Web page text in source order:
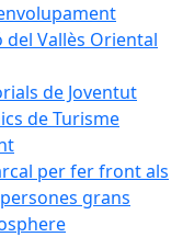
del Vallès Oriental
de Joventut
de Turisme
per fer front als
grans